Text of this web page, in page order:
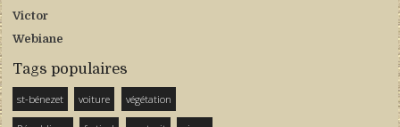
Victor
Webiane
Tags populaires
st-bénezet voiture végétation